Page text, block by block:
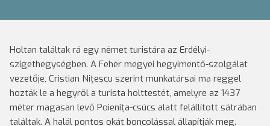
Holtan találtak rá egy német turistára az Erdélyi-
szigethegységben. A Fehér megyei hegyimentő-szolgálat
vezetője, Cristian Nițescu szerint munkatársai ma reggel
hozták le a hegyről a turista holttestét, amelyre az 1437
méter magasan levő Poienița-csúcs alatt felállított sátrában
találtak. A halál pontos okát boncolással állapítják meg.